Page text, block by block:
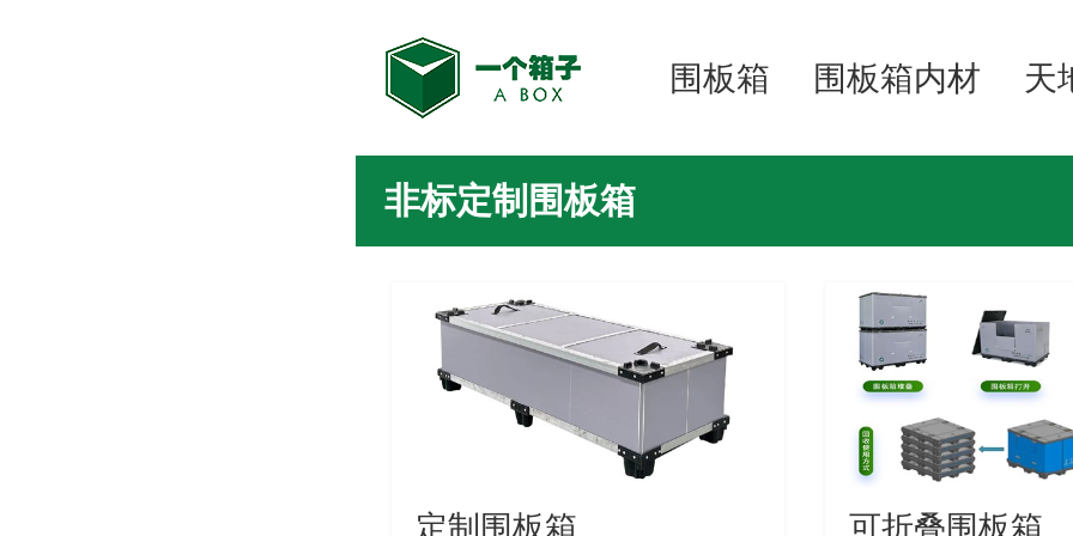
围板箱 围板箱内材 天
非标定制围板箱
定制围板箱 可折叠围板箱